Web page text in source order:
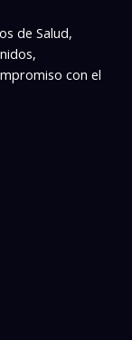
de Salud,
con el